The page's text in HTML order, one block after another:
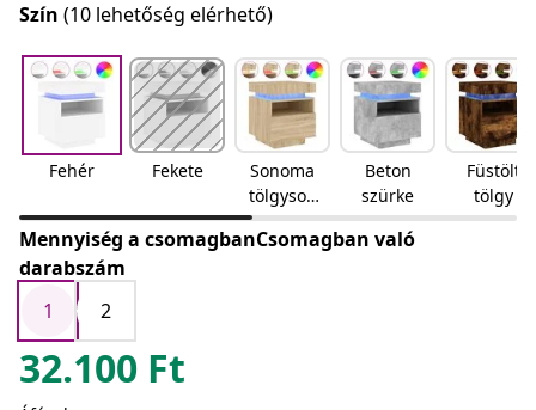
Szín (10 lehetőség elérhető)
Fehér Fekete
Sonoma
tölgyson
oma
tölgy
Beton
szürke
Füstölt
tölgy
Mennyiség a csomagbanCsomagban való
darabszám
1
2
32.100 Ft